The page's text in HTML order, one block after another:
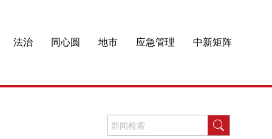
法治 同心圆 地市 应急管理 中新矩阵